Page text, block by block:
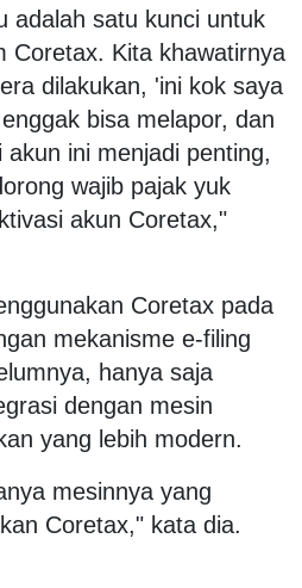
adalah satu kunci untuk
Coretax. Kita khawatirnya
dilakukan, 'ini kok saya
bisa melapor, dan
ini menjadi penting,
wajib pajak yuk
akun Coretax,"
Coretax pada
mekanisme e-filing
hanya saja
dengan mesin
yang lebih modern.
mesinnya yang
Coretax," kata dia.